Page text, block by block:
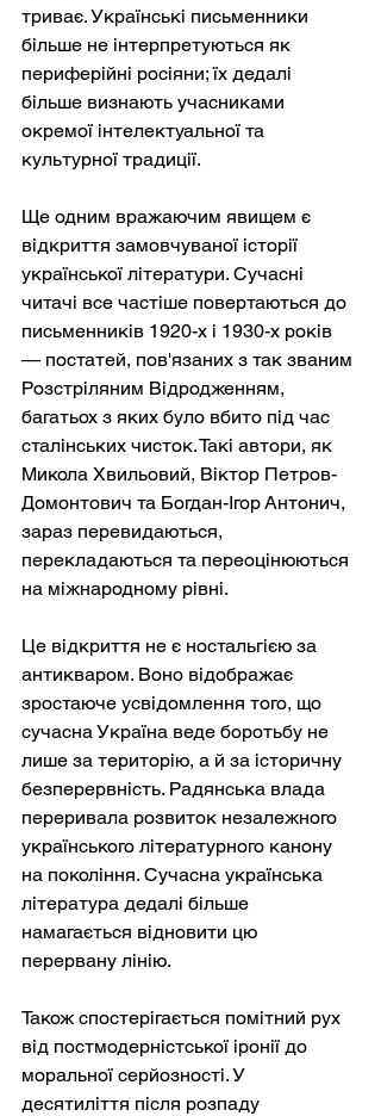
триває. Українські письменники
більше не інтерпретуються як
периферійні росіяни; їх дедалі
більше визнають учасниками
окремої інтелектуальної та
культурної традиції.
Ще одним вражаючим явищем є
відкриття замовчуваної історії
української літератури. Сучасні
читачі все частіше повертаються до
письменників 1920-х і 1930-х років
— постатей, пов'язаних з так званим
Розстріляним Відродженням,
багатьох з яких було вбито під час
сталінських чисток. Такі автори, як
Микола Хвильовий, Віктор Петров-
Домонтович та Богдан-Ігор Антонич,
зараз перевидаються,
перекладаються та переоцінюються
на міжнародному рівні.
Це відкриття не є ностальгією за
антикваром. Воно відображає
зростаюче усвідомлення того, що
сучасна Україна веде боротьбу не
лише за територію, а й за історичну
безперервність. Радянська влада
переривала розвиток незалежного
українського літературного канону
на покоління. Сучасна українська
література дедалі більше
намагається відновити цю
перервану лінію.
Також спостерігається помітний рух
від постмодерністської іронії до
моральної серйозності. У
десятиліття після розпаду